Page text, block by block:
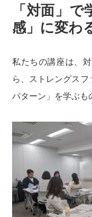
「対面」
感」に変わ
私たちの講座は、
ら、ストレングス
パターン」を学ぶも